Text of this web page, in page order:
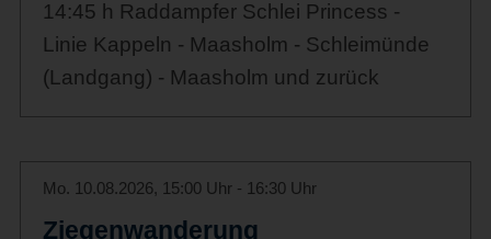
14:45 h Raddampfer Schlei Princess -
Linie Kappeln - Maasholm - Schleimünde
(Landgang) - Maasholm und zurück
Mo. 10.08.2026, 15:00 Uhr - 16:30 Uhr
Ziegenwanderung